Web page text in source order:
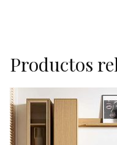
Productos